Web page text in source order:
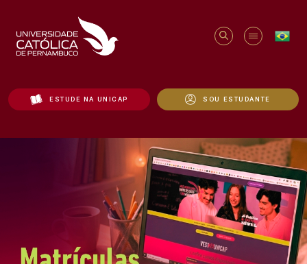
ESTUDE NA UNICAP SOU ESTUDANTE